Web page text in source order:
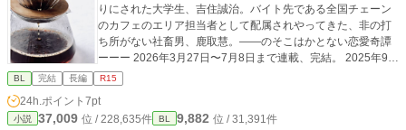
りにされた大学生、吉住誠治。バイト先である全国チェーン
のカフェのエリア担当者として配属されやってきた、非の打
ち所がない社畜男、鹿取慧。——のそこはかとない恋愛奇譚
ーーー 2026年3月27日〜7月8日まで連載、完結。 2025年9月
末頃から2026年2月末まで書きました。 明るくはなく楽しく
はなく愉快な話でもないです。 7月9日よりBOOTHにて付録
（エロ本）の販売を開始しました。 誠治と慧の一晩をだらだ
らっと引き延ばしたもので 2万字、600円です。 URLは近況
BL 完結 長編 R15
24h.ポイント 7pt
小説 37,009 位 / 228,635件 BL 9,882 位 / 31,391件